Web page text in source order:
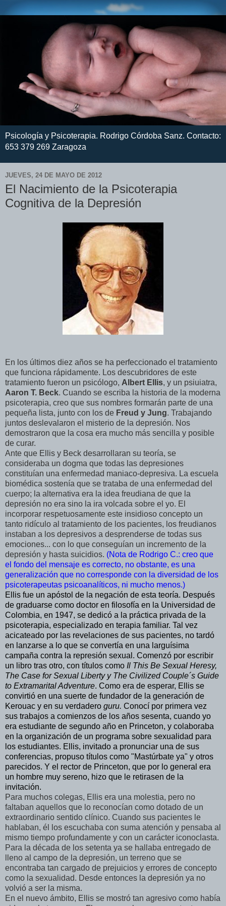
Psicología y Psicoterapia. Rodrigo Córdoba Sanz. Contacto:
653 379 269 Zaragoza
JUEVES, 24 DE MAYO DE 2012
El Nacimiento de la Psicoterapia
Cognitiva de la Depresión
En los últimos diez años se ha perfeccionado el tratamiento
que funciona rápidamente. Los descubridores de este
tratamiento fueron un psicólogo, Albert Ellis, y un psiuiatra,
Aaron T. Beck. Cuando se escriba la historia de la moderna
psicoterapia, creo que sus nombres formarán parte de una
pequeña lista, junto con los de Freud y Jung. Trabajando
juntos deslevalaron el misterio de la depresión. Nos
demostraron que la cosa era mucho más sencilla y posible
de curar.
Ante que Ellis y Beck desarrollaran su teoría, se
consideraba un dogma que todas las depresiones
constituían una enfermedad maniaco-depresiva. La escuela
biomédica sostenía que se trataba de una enfermedad del
cuerpo; la alternativa era la idea freudiana de que la
depresión no era sino la ira volcada sobre el yo. El
incorporar respetuosamente este insidioso concepto un
tanto ridículo al tratamiento de los pacientes, los freudianos
instaban a los depresivos a desprenderse de todas sus
emociones... con lo que conseguían un incremento de la
depresión y hasta suicidios. (Nota de Rodrigo C.: creo que
el fondo del mensaje es correcto, no obstante, es una
generalización que no corresponde con la diversidad de los
psicoterapeutas psicoanalíticos, ni mucho menos.)
Ellis fue un apóstol de la negación de esta teoría. Después
de graduarse como doctor en filosofía en la Universidad de
Colombia, en 1947, se dedicó a la práctica privada de la
psicoterapia, especializado en terapia familiar. Tal vez
acicateado por las revelaciones de sus pacientes, no tardó
en lanzarse a lo que se convertía en una larguísima
campaña contra la represión sexual. Comenzó por escribir
un libro tras otro, con títulos como Il This Be Sexual Heresy,
The Case for Sexual Liberty y The Civilized Couple´s Guide
to Extramarital Adventure. Como era de esperar, Ellis se
convirtió en una suerte de fundador de la generación de
Kerouac y en su verdadero guru. Conocí por primera vez
sus trabajos a comienzos de los años sesenta, cuando yo
era estudiante de segundo año en Princeton, y colaboraba
en la organización de un programa sobre sexualidad para
los estudiantes. Ellis, invitado a pronunciar una de sus
conferencias, propuso títulos como "Mastúrbate ya" y otros
parecidos. Y el rector de Princeton, que por lo general era
un hombre muy sereno, hizo que le retirasen de la
invitación.
Para muchos colegas, Ellis era una molestia, pero no
faltaban aquellos que lo reconocían como dotado de un
extraordinario sentido clínico. Cuando sus pacientes le
hablaban, él los escuchaba con suma atención y pensaba al
mismo tiempo profundamente y con un carácter iconoclasta.
Para la década de los setenta ya se hallaba entregado de
lleno al campo de la depresión, un terreno que se
encontraba tan cargado de prejuicios y errores de concepto
como la sexualidad. Desde entonces la depresión ya no
volvió a ser la misma.
En el nuevo ámbito, Ellis se mostró tan agresivo como había